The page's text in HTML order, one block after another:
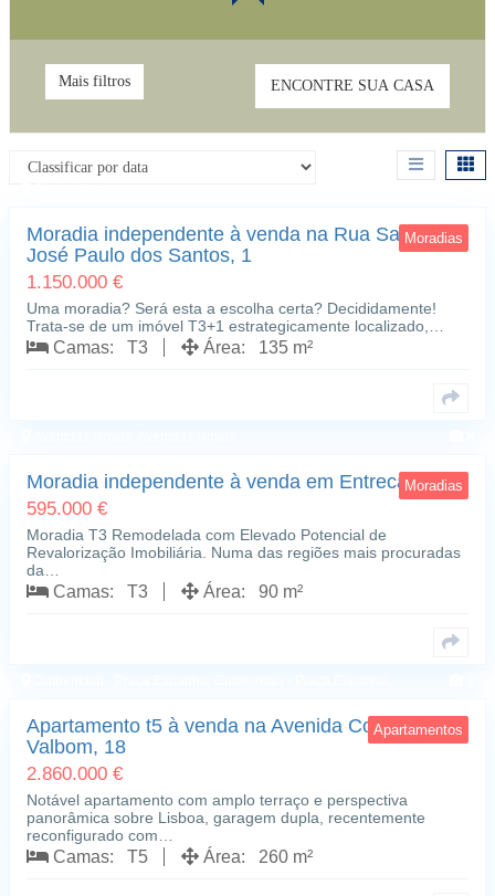
Mais filtros ENCONTRE SUA CASA
Moradias
Moradia independente à venda na Rua Sargento
José Paulo dos Santos, 1
1.150.000 €
Uma moradia? Será esta a escolha certa? Decididamente!
Trata-se de um imóvel T3+1 estrategicamente localizado,…
Camas: T3 Área: 135 m²
Moradias
Moradia independente à venda em Entrecampos
595.000 €
Moradia T3 Remodelada com Elevado Potencial de
Revalorização Imobiliária. Numa das regiões mais procuradas
da…
Camas: T3 Área: 90 m²
Apartamentos
Apartamento t5 à venda na Avenida Conde de
Valbom, 18
2.860.000 €
Notável apartamento com amplo terraço e perspectiva
panorâmica sobre Lisboa, garagem dupla, recentemente
reconfigurado com…
Camas: T5 Área: 260 m²